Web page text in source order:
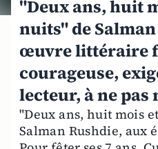
"Deux ans, huit
nuits" de
œuvre littéraire
courageuse,
lecteur, à ne pas
"Deux ans, huit mois
Salman Rushdie, aux